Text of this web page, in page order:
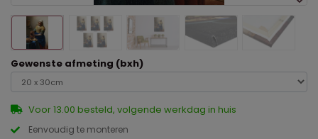
Eenvoudig te monteren
Gewenste afmeting (bxh)
Voor 13.00 besteld, volgende werkdag in huis